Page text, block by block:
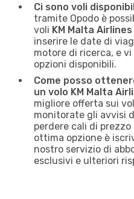
Ci sono voli
tramite Opodo è
voli KM Malta Airlines
inserire le date di
motore di ricerca, e
opzioni disponibili.
Come posso
un volo KM Malta
migliore offerta sui
monitorate gli avvisi
perdere cali di
ottima opzione è
nostro servizio di
esclusivi e ulteriori